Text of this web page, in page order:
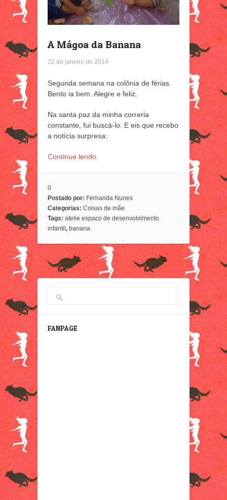
A Mágoa da Banana
22 de janeiro de 2014
Segunda semana na colônia de férias.
Bento ia bem. Alegre e feliz.
Na santa paz da minha correria
constante, fui buscá-lo. E eis que recebo
a notícia surpresa:
Continue lendo.
0
Postado por: Fernanda Nunes
Categorias: Coisas de mãe
Tags: atelie espaco de desenvolvimento
infantil , banana
FANPAGE